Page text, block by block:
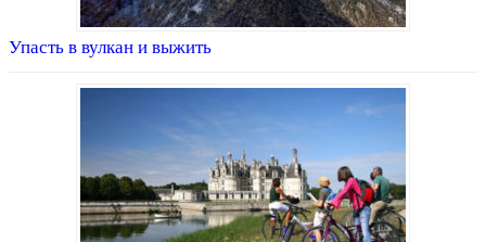
Упасть в вулкан и выжить